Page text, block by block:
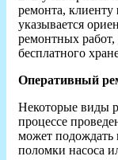
ремонта, клиенту
указывается
ремонтных работ,
бесплатного
Оперативный
Некоторые виды
процессе
может подождать
поломки насоса